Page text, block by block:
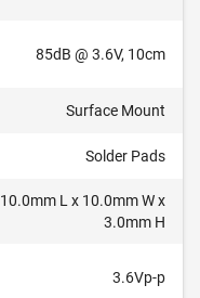
85dB @ 3.6V, 10cm
Surface Mount
Solder Pads
10.0mm L x 10.0mm W x
3.0mm H
3.6Vp-p